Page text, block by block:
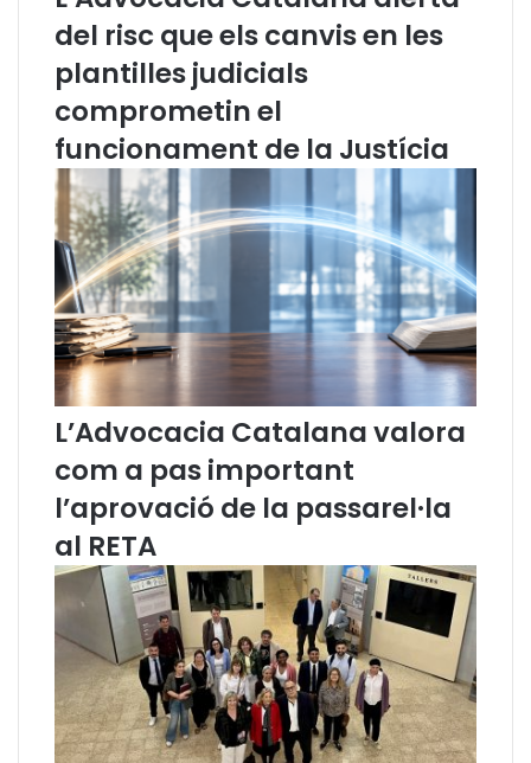
5
5
i
i
o
n
s
d
’
e
u
r
s
a
g
r
n
r
l
’
a
s
del risc que els canvis en les
plantilles judicials
comprometin el
funcionament de la Justícia
L’Advocacia Catalana valora
com a pas important
l’aprovació de la passarel·la
al RETA